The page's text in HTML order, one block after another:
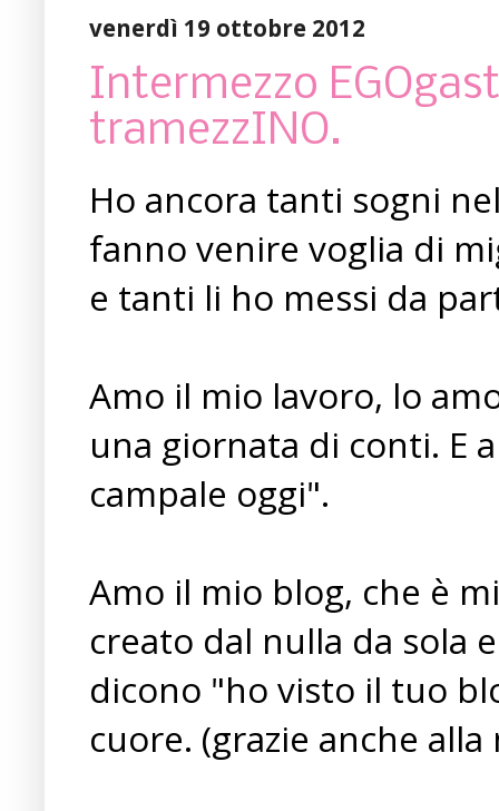
venerdì 19 ottobre 2012
Intermezzo
tramezzINO.
Ho ancora tanti sogni
fanno venire voglia di
e tanti li ho messi da
Amo il mio lavoro, lo
una giornata di conti. E
campale oggi".
Amo il mio blog, che è
creato dal nulla da sola
dicono "ho visto il tuo
cuore. (grazie anche